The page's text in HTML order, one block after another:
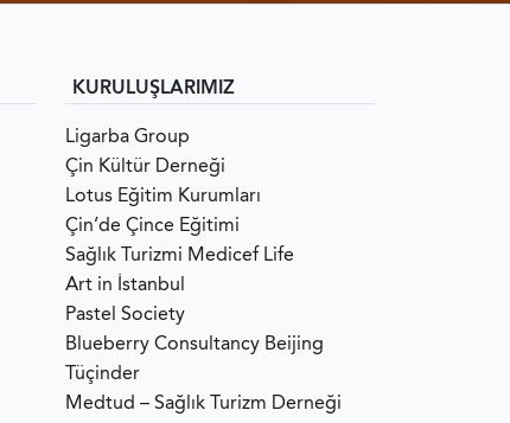
KURULUŞLARIMIZ
Ligarba Group
Çin Kültür Derneği
Lotus Eğitim Kurumları
Çin’de Çince Eğitimi
Sağlık Turizmi Medicef Life
Art in İstanbul
Pastel Society
Blueberry Consultancy Beijing
Tüçinder
Medtud – Sağlık Turizm Derneği